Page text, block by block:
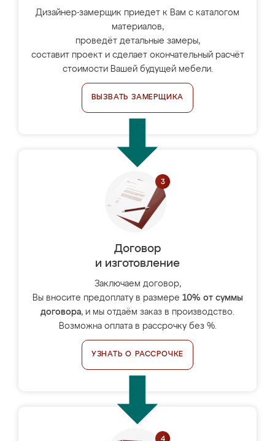
Дизайнер-замерщик приедет к Вам с каталогом
материалов,
проведёт детальные замеры,
составит проект и сделает окончательный расчёт
стоимости Вашей будущей мебели.
ВЫЗВАТЬ ЗАМЕРЩИКА
Договор
и изготовление
Заключаем договор,
Вы вносите предоплату в размере 10% от суммы
договора, и мы отдаём заказ в производство.
Возможна оплата в рассрочку без %.
УЗНАТЬ О РАССРОЧКЕ